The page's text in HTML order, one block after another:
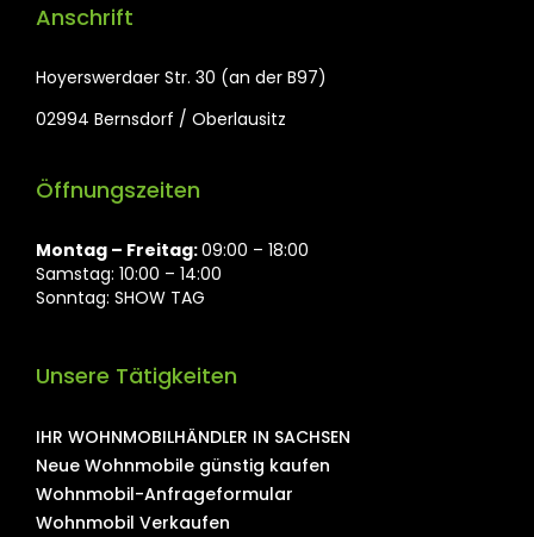
Anschrift
Hoyerswerdaer Str. 30 (an der B97)
02994 Bernsdorf / Oberlausitz
Öffnungszeiten
Montag ⁠– Freitag:09:00 – 18:00
Samstag: 10:00 – 14:00
Sonntag: SHOW TAG
Unsere Tätigkeiten
IHR WOHNMOBILHÄNDLER IN SACHSEN
Neue Wohnmobile günstig kaufen
Wohnmobil-Anfrageformular
Wohnmobil Verkaufen